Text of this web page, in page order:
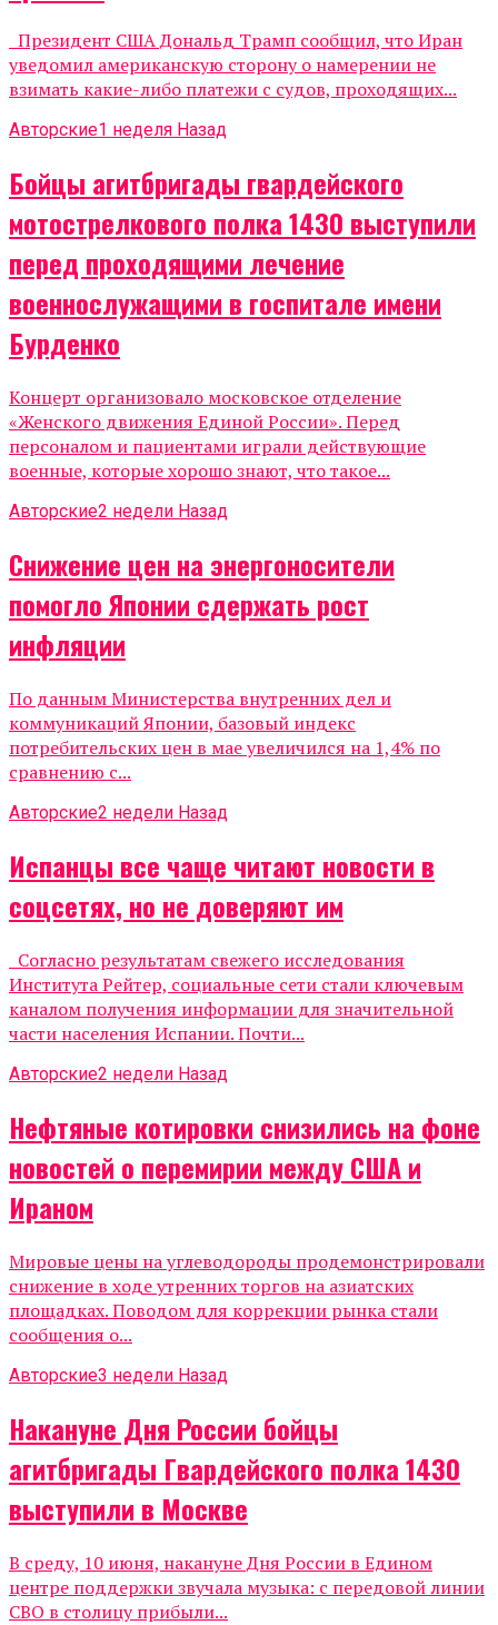
Президент США Дональд Трамп сообщил, что Иран
уведомил американскую сторону о намерении не
взимать какие-либо платежи с судов, проходящих...
Авторские1 неделя Назад
Бойцы агитбригады гвардейского
мотострелкового полка 1430 выступили
перед проходящими лечение
военнослужащими в госпитале имени
Бурденко
Концерт организовало московское отделение
«Женского движения Единой России». Перед
персоналом и пациентами играли действующие
военные, которые хорошо знают, что такое...
Авторские2 недели Назад
Снижение цен на энергоносители
помогло Японии сдержать рост
инфляции
По данным Министерства внутренних дел и
коммуникаций Японии, базовый индекс
потребительских цен в мае увеличился на 1,4% по
сравнению с...
Авторские2 недели Назад
Испанцы все чаще читают новости в
соцсетях, но не доверяют им
Согласно результатам свежего исследования
Института Рейтер, социальные сети стали ключевым
каналом получения информации для значительной
части населения Испании. Почти...
Авторские2 недели Назад
Нефтяные котировки снизились на фоне
новостей о перемирии между США и
Ираном
Мировые цены на углеводороды продемонстрировали
снижение в ходе утренних торгов на азиатских
площадках. Поводом для коррекции рынка стали
сообщения о...
Авторские3 недели Назад
Накануне Дня России бойцы
агитбригады Гвардейского полка 1430
выступили в Москве
В среду, 10 июня, накануне Дня России в Едином
центре поддержки звучала музыка: с передовой линии
СВО в столицу прибыли...